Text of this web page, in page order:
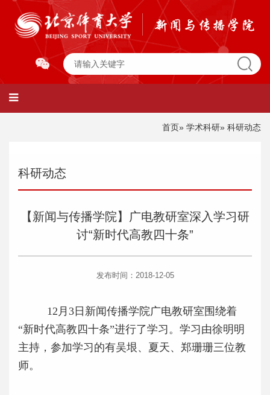
首页» 学术科研» 科研动态
科研动态
【新闻与传播学院】广电教研室深入学习研
讨“新时代高教四十条”
发布时间：2018-12-05
12月3日新闻传播学院广电教研室围绕着
“新时代高教四十条”进行了学习。学习由徐明明
主持，参加学习的有吴垠、夏天、郑珊珊三位教
师。